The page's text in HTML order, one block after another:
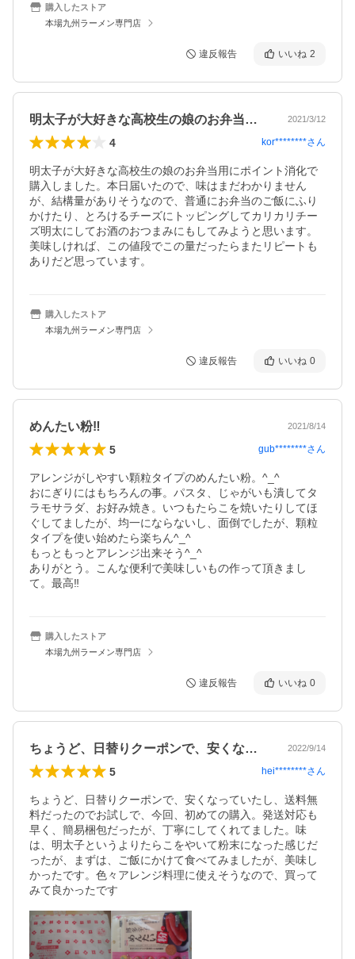
購入したストア
本場九州ラーメン専門店
違反報告 いいね 2
明太子が大好きな高校生の娘のお弁当用に… 2021/3/12
4 kor********さん
明太子が大好きな高校生の娘のお弁当用にポイント消化で
購入しました。本日届いたので、味はまだわかりません
が、結構量がありそうなので、普通にお弁当のご飯にふり
かけたり、とろけるチーズにトッピングしてカリカリチー
ズ明太にしてお酒のおつまみにもしてみようと思います。
美味しければ、この値段でこの量だったらまたリピートも
ありだど思っています。
購入したストア
本場九州ラーメン専門店
違反報告 いいね 0
めんたい粉‼️ 2021/8/14
5 gub********さん
アレンジがしやすい顆粒タイプのめんたい粉。^_^
おにぎりにはもちろんの事。パスタ、じゃがいも潰してタ
ラモサラダ、お好み焼き。いつもたらこを焼いたりしてほ
ぐしてましたが、均一にならないし、面倒でしたが、顆粒
タイプを使い始めたら楽ちん^_^
もっともっとアレンジ出来そう^_^
ありがとう。こんな便利で美味しいもの作って頂きまし
て。最高‼️
購入したストア
本場九州ラーメン専門店
違反報告 いいね 0
ちょうど、日替りクーポンで、安くなって… 2022/9/14
5 hei********さん
ちょうど、日替りクーポンで、安くなっていたし、送料無
料だったのでお試しで、今回、初めての購入。発送対応も
早く、簡易梱包だったが、丁寧にしてくれてました。味
は、明太子というよりたらこをやいて粉末になった感じだ
ったが、まずは、ご飯にかけて食べてみましたが、美味し
かったです。色々アレンジ料理に使えそうなので、買って
みて良かったです